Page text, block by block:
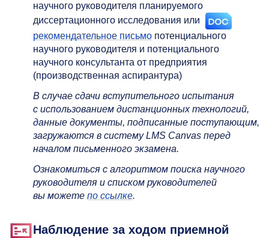
научного руководителя планируемого
диссертационного исследования или
рекомендательное письмо потенциального
научного руководителя и потенциального
научного консультанта от предприятия
(производственная аспирантура)
В случае сдачи вступительного испытания
с использованием дистанционных технологий,
данные документы, подписанные поступающим,
загружаются в систему LMS Canvas перед
началом письменного экзамена.
Ознакомиться с алгоритмом поиска научного
руководителя и списком руководителей
вы можете по ссылке.
Наблюдение за ходом приемной